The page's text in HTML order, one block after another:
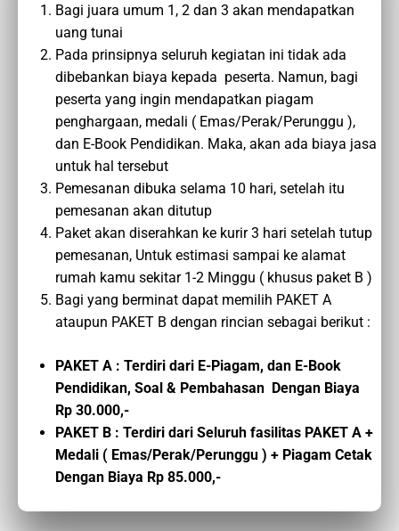
Bagi juara umum 1, 2 dan 3 akan mendapatkan
uang tunai
Pada prinsipnya seluruh kegiatan ini tidak ada
dibebankan biaya kepada peserta. Namun, bagi
peserta yang ingin mendapatkan piagam
penghargaan, medali ( Emas/Perak/Perunggu ),
dan E-Book Pendidikan. Maka, akan ada biaya jasa
untuk hal tersebut
Pemesanan dibuka selama 10 hari, setelah itu
pemesanan akan ditutup
Paket akan diserahkan ke kurir 3 hari setelah tutup
pemesanan, Untuk estimasi sampai ke alamat
rumah kamu sekitar 1-2 Minggu ( khusus paket B )
Bagi yang berminat dapat memilih PAKET A
ataupun PAKET B dengan rincian sebagai berikut :
PAKET A : Terdiri dari E-Piagam, dan E-Book
Pendidikan, Soal & Pembahasan Dengan Biaya
Rp 30.000,-
PAKET B : Terdiri dari Seluruh fasilitas PAKET A +
Medali ( Emas/Perak/Perunggu ) + Piagam Cetak
Dengan Biaya Rp 85.000,-